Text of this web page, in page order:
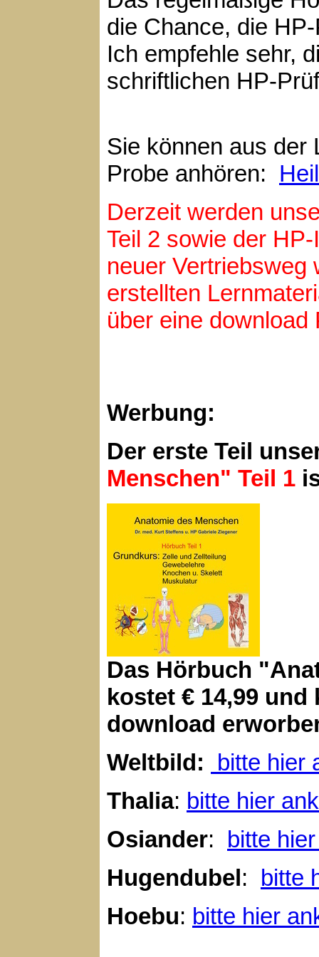
die Chance, die
Ich empfehle sehr,
schriftlichen HP-
Sie können aus der
Probe anhören:
Derzeit werden
Teil 2 sowie der
neuer Vertriebsweg
erstellten
über eine
Werbung:
Der erste Teil
Menschen" Teil 1
Das Hörbuch
kostet € 14,99
download
Weltbild:
bitte hier
Thalia: bitte hier
Osiander: bitte
Hugendubel: bitte
Hoebu: bitte hier